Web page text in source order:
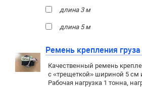
длина 3 м
длина 5 м
Ремень крепления
Качественный ремень
с «трещеткой» шириной 5 см
Рабочая нагрузка 1 тонна,